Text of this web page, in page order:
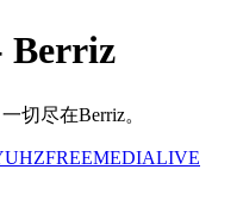
Berriz
切尽在Berriz。
FREEMEDIALIVE